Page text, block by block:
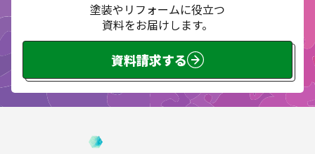
塗装やリフォームに役立つ
資料をお届けします。
資料請求する